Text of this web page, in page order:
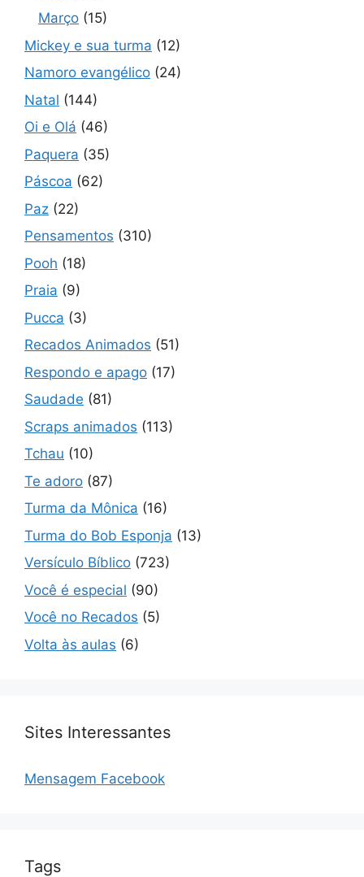
Março (15)
Mickey e sua turma (12)
Namoro evangélico (24)
Natal (144)
Oi e Olá (46)
Paquera (35)
Páscoa (62)
Paz (22)
Pensamentos (310)
Pooh (18)
Praia (9)
Pucca (3)
Recados Animados (51)
Respondo e apago (17)
Saudade (81)
Scraps animados (113)
Tchau (10)
Te adoro (87)
Turma da Mônica (16)
Turma do Bob Esponja (13)
Versículo Bíblico (723)
Você é especial (90)
Você no Recados (5)
Volta às aulas (6)
Sites Interessantes
Mensagem Facebook
Tags